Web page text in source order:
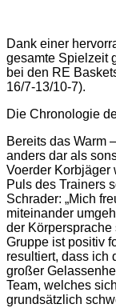
Dank einer
gesamte Spielzeit
bei den RE
16/7-13/10-7).
Die Chronologie
Bereits das Warm
anders dar als
Voerder Korbjäger
Puls des Trainers
Schrader: „Mich
miteinander
der
Gruppe ist positiv
resultiert, dass ich
großer
Team, welches
grundsätzlich